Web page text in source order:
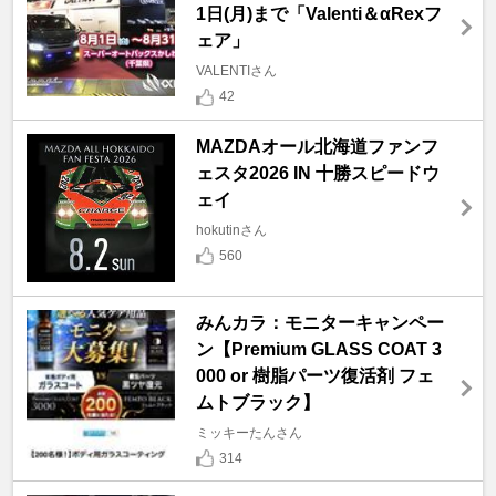
1日(月)まで「Valenti＆αRexフ
ェア」
VALENTIさん
42
MAZDAオール北海道ファンフ
ェスタ2026 IN 十勝スピードウ
ェイ
hokutinさん
560
みんカラ：モニターキャンペー
ン【Premium GLASS COAT 3
000 or 樹脂パーツ復活剤 フェ
ムトブラック】
ミッキーたんさん
314